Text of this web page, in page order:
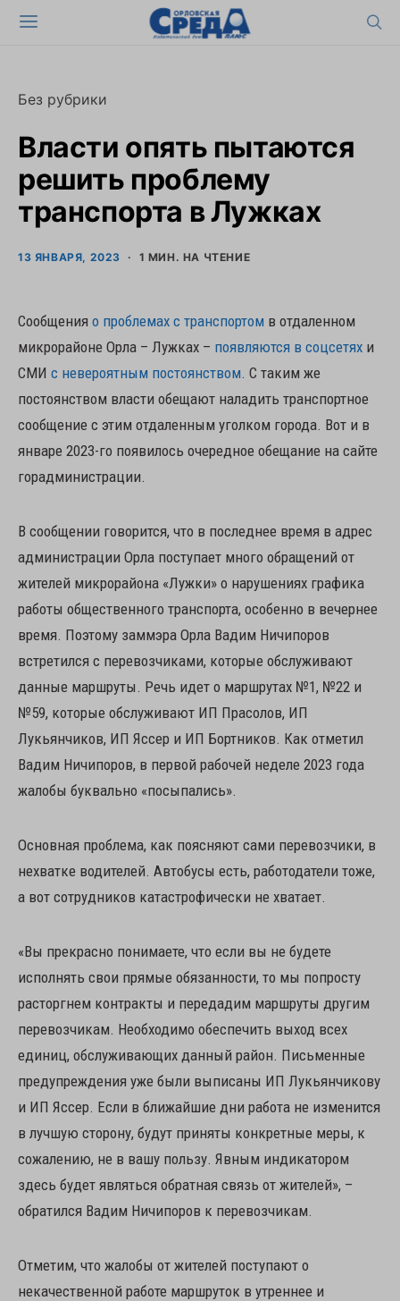
Без рубрики
Власти опять пытаются
решить проблему
транспорта в Лужках
13 ЯНВАРЯ, 2023 1 МИН. НА ЧТЕНИЕ
Сообщения о проблемах с транспортом в отдаленном
микрорайоне Орла – Лужках – появляются в соцсетях и
СМИ с невероятным постоянством. С таким же
постоянством власти обещают наладить транспортное
сообщение с этим отдаленным уголком города. Вот и в
январе 2023-го появилось очередное обещание на сайте
горадминистрации.
В сообщении говорится, что в последнее время в адрес
администрации Орла поступает много обращений от
жителей микрорайона «Лужки» о нарушениях графика
работы общественного транспорта, особенно в вечернее
время. Поэтому заммэра Орла Вадим Ничипоров
встретился с перевозчиками, которые обслуживают
данные маршруты. Речь идет о маршрутах №1, №22 и
№59, которые обслуживают ИП Прасолов, ИП
Лукьянчиков, ИП Яссер и ИП Бортников. Как отметил
Вадим Ничипоров, в первой рабочей неделе 2023 года
жалобы буквально «посыпались».
Основная проблема, как поясняют сами перевозчики, в
нехватке водителей. Автобусы есть, работодатели тоже,
а вот сотрудников катастрофически не хватает.
«Вы прекрасно понимаете, что если вы не будете
исполнять свои прямые обязанности, то мы попросту
расторгнем контракты и передадим маршруты другим
перевозчикам. Необходимо обеспечить выход всех
единиц, обслуживающих данный район. Письменные
предупреждения уже были выписаны ИП Лукьянчикову
и ИП Яссер. Если в ближайшие дни работа не изменится
в лучшую сторону, будут приняты конкретные меры, к
сожалению, не в вашу пользу. Явным индикатором
здесь будет являться обратная связь от жителей», –
обратился Вадим Ничипоров к перевозчикам.
Отметим, что жалобы от жителей поступают о
некачественной работе маршруток в утреннее и